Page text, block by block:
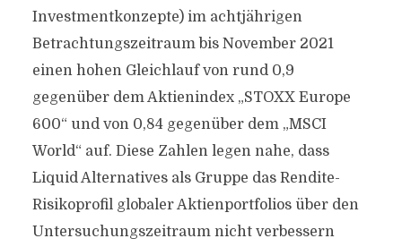
Investmentkonzepte) im achtjährigen
Betrachtungszeitraum bis November 2021
einen hohen Gleichlauf von rund 0,9
gegenüber dem Aktienindex „STOXX Europe
600“ und von 0,84 gegenüber dem „MSCI
World“ auf. Diese Zahlen legen nahe, dass
Liquid Alternatives als Gruppe das Rendite-
Risikoprofil globaler Aktienportfolios über den
Untersuchungszeitraum nicht verbessern